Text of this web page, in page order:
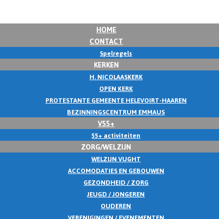
HOME
CONTACT
Spelregels
KERKEN
H. NICOLAASKERK
OPEN KERK
PROTESTANTE GEMEENTE HELEVOIRT-HAAREN
BEZINNINGSCENTRUM EMMAUS
V55+
55+ activiteiten
ZORG/WELZIJN
WELZIJN VUGHT
ACCOMODATIES EN GEBOUWEN
GEZONDHEID / ZORG
JEUGD / JONGEREN
OUDEREN